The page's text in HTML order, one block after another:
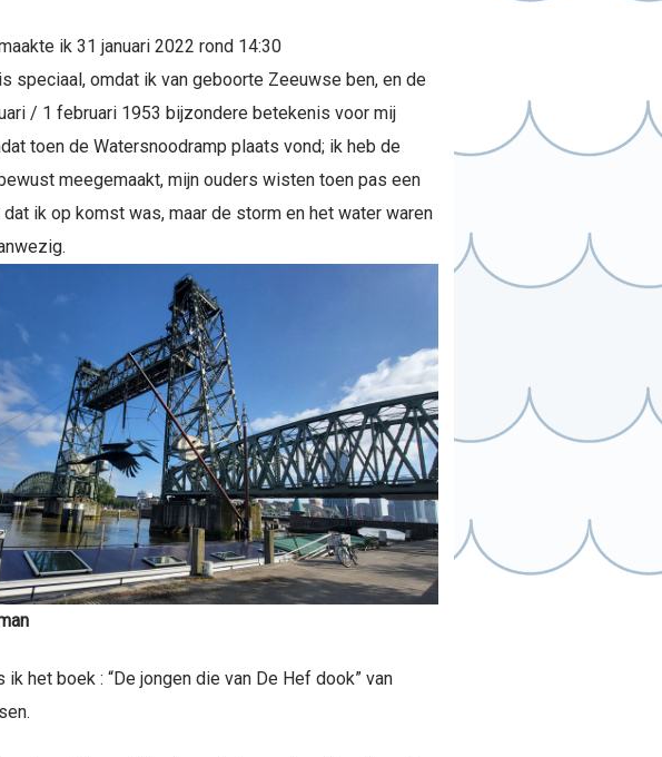
ik 31 januari 2022 rond 14:30
speciaal, omdat ik van geboorte Zeeuwse ben, en de
/ 1 februari 1953 bijzondere betekenis voor mij
toen de Watersnoodramp plaats vond; ik heb de
meegemaakt, mijn ouders wisten toen pas een
dat ik op komst was, maar de storm en het water waren
ik het boek : “De jongen die van De Hef dook” van